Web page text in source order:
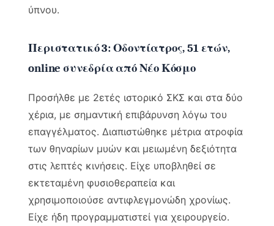
ύπνου.
Περιστατικό 3: Οδοντίατρος, 51 ετών,
online συνεδρία από Νέο Κόσμο
Προσήλθε με 2ετές ιστορικό ΣΚΣ και στα δύο
χέρια, με σημαντική επιβάρυνση λόγω του
επαγγέλματος. Διαπιστώθηκε μέτρια ατροφία
των θηναρίων μυών και μειωμένη δεξιότητα
στις λεπτές κινήσεις. Είχε υποβληθεί σε
εκτεταμένη φυσιοθεραπεία και
χρησιμοποιούσε αντιφλεγμονώδη χρονίως.
Είχε ήδη προγραμματιστεί για χειρουργείο.